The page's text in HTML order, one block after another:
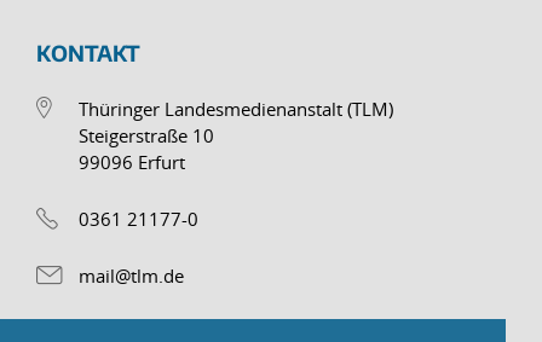
KONTAKT
Thüringer Landesmedienanstalt (TLM)
Steigerstraße 10
99096 Erfurt
0361 21177-0
mail@tlm.de